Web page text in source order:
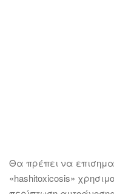
Θα πρέπει να
«hashitoxicosis»